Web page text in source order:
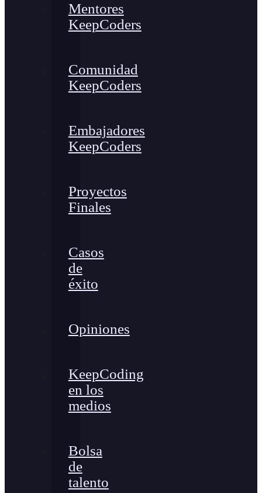
Mentores
KeepCoders
Comunidad
KeepCoders
Embajadores
KeepCoders
Proyectos
Finales
Casos
de
éxito
Opiniones
KeepCoding
en los
medios
Bolsa
de
talento